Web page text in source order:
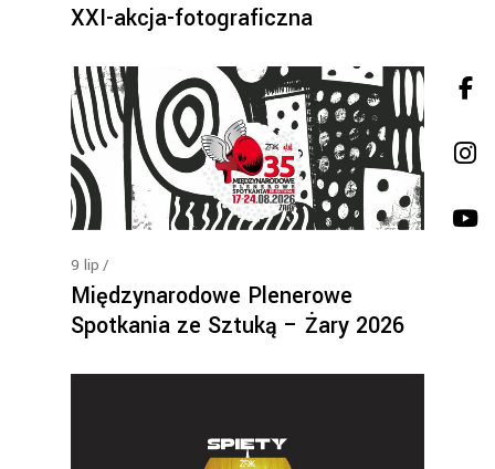
XXI-akcja-fotograficzna
9 lip
Międzynarodowe Plenerowe
Spotkania ze Sztuką – Żary 2026